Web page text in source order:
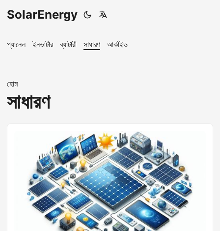
SolarEnergy
প্যানেল ইনভার্টার ব্যাটারী সাধারণ আর্কাইভ
হোম
সাধারণ